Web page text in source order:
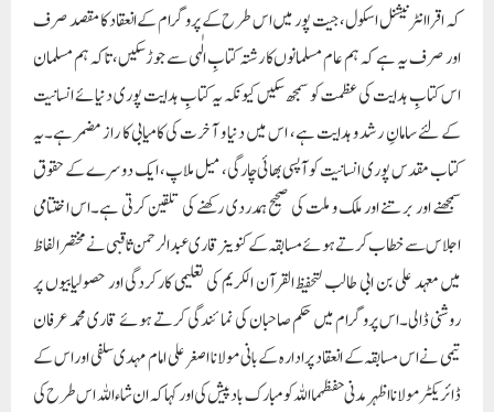
کہ اقرا انٹرنیشنل اسکول، جیت پور میں اس طرح کے پروگرام کے انعقاد کا مقصد صرف
اور صرف یہ ہے کہ ہم عام مسلمانوں کا رشتہ کتابِ الٰہی سے جوڑسکیں، تاکہ ہم مسلمان
اس کتابِ ہدایت کی عظمت کو سمجھ سکیں کیونکہ یہ کتابِ ہدایت پوری دنیائے انسانیت
کے لئے سامانِ رشد و ہدایت ہے، اس میں دنیا و آخرت کی کامیابی کا راز مضمر ہے۔یہ
کتاب مقدس پوری انسانیت کو آپسی بھائی چارگی، میل ملاپ، ایک دوسرے کے حقوق
سمجھنے اور برتنے اور ملک و ملت کی صحیح ہمدردی رکھنے کی تلقین کرتی ہے۔اس اختتامی
اجلاس سے خطاب کرتے ہوئے مسابقہ کے کنوینر قاری عبدالرحمن ثاقبی نے مختصر الفاظ
میں معہد علی بن ابی طالب لتحفیظ القرآن الکریم کی تعلیمی کارکردگی اور حصولیابیوں پر
روشنی ڈالی۔اس پروگرام میں حکم صاحبان کی نمائندگی کرتے ہوئے قاری محمد عرفان
تیمی نے اس مسابقہ کے انعقاد پر ادارہ کے بانی مولانا اصغر علی امام مہدی سلفی اور اس کے
ڈائریکٹر مولانا اظہر مدنی حفظہما اللہ کو مبارک باد پیش کی اور کہا کہ ان شاء اللہ اس طرح کی